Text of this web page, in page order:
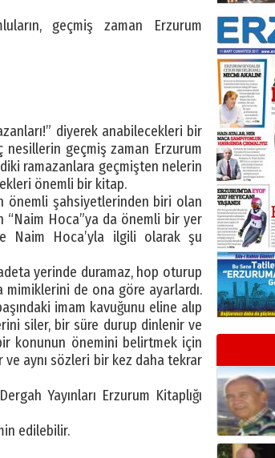
geçmiş zaman Erzurum
diyerek anabilecekleri bir
nesillerin geçmiş zaman Erzurum
ramazanlara geçmişten nelerin
önemli bir kitap.
önemli şahsiyetlerinden biri olan
“Naim Hoca”ya da önemli bir yer
Naim Hoca’yla ilgili olarak şu
yerinde duramaz, hop oturup
mimiklerini de ona göre ayarlardı.
imam kavuğunu eline alıp
siler, bir süre durup dinlenir ve
konunun önemini belirtmek için
aynı sözleri bir kez daha tekrar
Yayınları Erzurum Kitaplığı
edilebilir.